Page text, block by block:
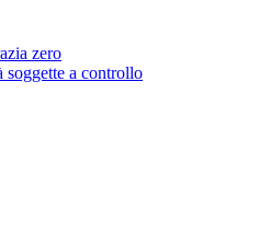
zero
soggette a controllo